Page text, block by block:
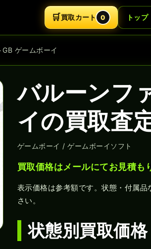
🛒買取カート 0 トップ
ゲームボーイ
バルーンフ
イの買取査
ゲームボーイ / ゲームボーイソフト
買取価格はメールにてお見積も
表示価格は参考額です。状態・付属
さい。
状態別買取価格